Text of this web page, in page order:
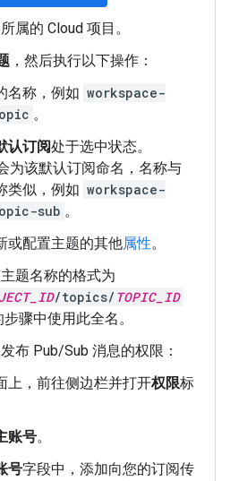
属的 Cloud 项目。
，然后执行以下操作：
名称，例如 workspace-
。
认订阅处于选中状态。
为该默认订阅命名，名称与
类似，例如 workspace-
sub 。
或配置主题的其他属性。
题名称的格式为
/topics/ TOPIC_ID
骤中使用此全名。
布 Pub/Sub 消息的权限：
上，前往侧边栏并打开权限标
账号。
号字段中，添加向您的订阅传